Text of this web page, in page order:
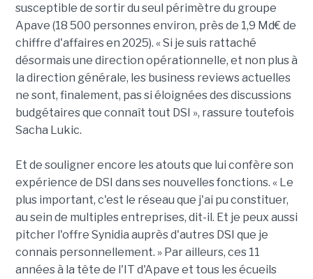
susceptible de sortir du seul périmètre du groupe
Apave (18 500 personnes environ, près de 1,9 Md€ de
chiffre d'affaires en 2025). « Si je suis rattaché
désormais une direction opérationnelle, et non plus à
la direction générale, les business reviews actuelles
ne sont, finalement, pas si éloignées des discussions
budgétaires que connaît tout DSI », rassure toutefois
Sacha Lukic.
Et de souligner encore les atouts que lui confère son
expérience de DSI dans ses nouvelles fonctions. « Le
plus important, c'est le réseau que j'ai pu constituer,
au sein de multiples entreprises, dit-il. Et je peux aussi
pitcher l'offre Synidia auprès d'autres DSI que je
connais personnellement. » Par ailleurs, ces 11
années à la tête de l'IT d'Apave et tous les écueils